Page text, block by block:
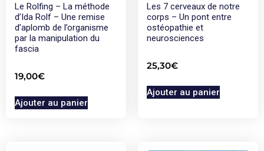
Le Rolfing – La méthode
d’Ida Rolf – Une remise
d’aplomb de l’organisme
par la manipulation du
fascia
19,00€
Ajouter au panier
Les 7 cerveaux de notre
corps – Un pont entre
ostéopathie et
neurosciences
25,30€
Ajouter au panier